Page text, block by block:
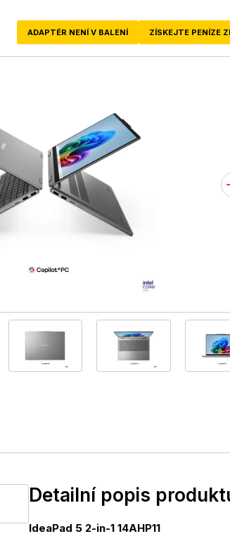
ADAPTÉR NENÍ V BALENÍ ZÍSKEJTE PENÍZE
Detailní popis
IdeaPad 5 2-in-1 14AHP11